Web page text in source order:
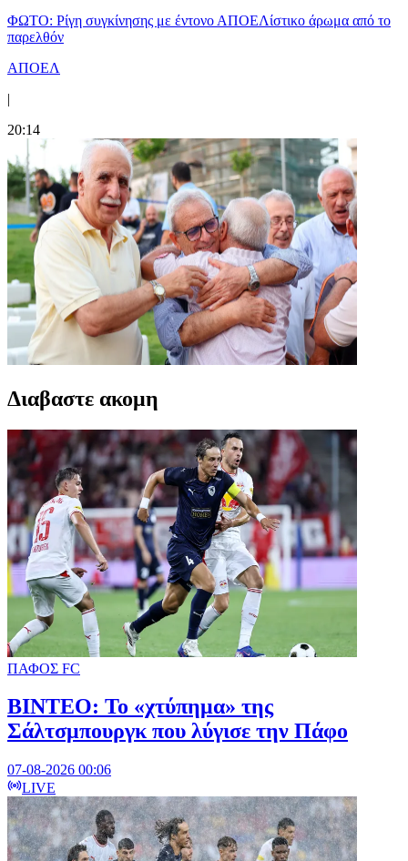
ΦΩΤΟ: Ρίγη συγκίνησης με έντονο ΑΠΟΕΛίστικο άρωμα από το
παρελθόν
ΑΠΟΕΛ
|
20:14
Διαβαστε ακομη
ΠΑΦΟΣ FC
ΒΙΝΤΕΟ: Το «χτύπημα» της
Σάλτσμπουργκ που λύγισε την Πάφο
07-08-2026 00:06
LIVE